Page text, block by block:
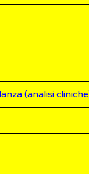
(analisi